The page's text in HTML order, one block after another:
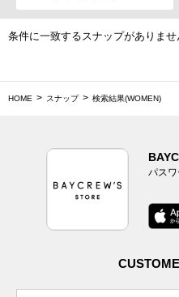
条件に一致するスナップがありませ
HOME スナップ 検索結果(WOMEN)
パス